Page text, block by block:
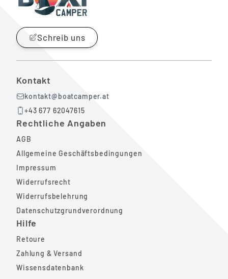
Schreib uns
Kontakt
kontakt@boatcamper.at
+43 677 62047615
Rechtliche Angaben
AGB
Allgemeine Geschäftsbedingungen
Impressum
Widerrufsrecht
Widerrufsbelehrung
Datenschutzgrundverordnung
Hilfe
Retoure
Zahlung & Versand
Wissensdatenbank